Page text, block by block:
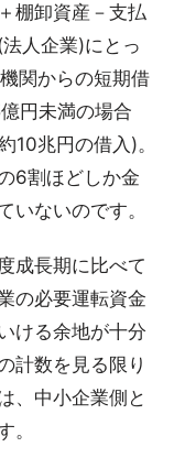
棚卸資産－支払
人企業)にとっ
関からの短期借
円未満の場合
10兆円の借入)。
6割ほどしか金
いないのです。
成長期に比べて
の必要運転資金
ける余地が十分
計数を見る限り
、中小企業側と
。